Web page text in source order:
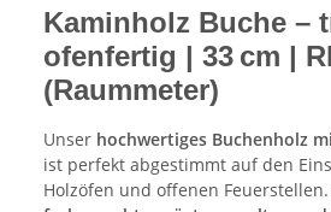
Kaminholz Buche –
ofenfertig | 33 cm |
(Raummeter)
Unser hochwertiges Buchenholz
ist perfekt abgestimmt auf den
Holzöfen und offenen